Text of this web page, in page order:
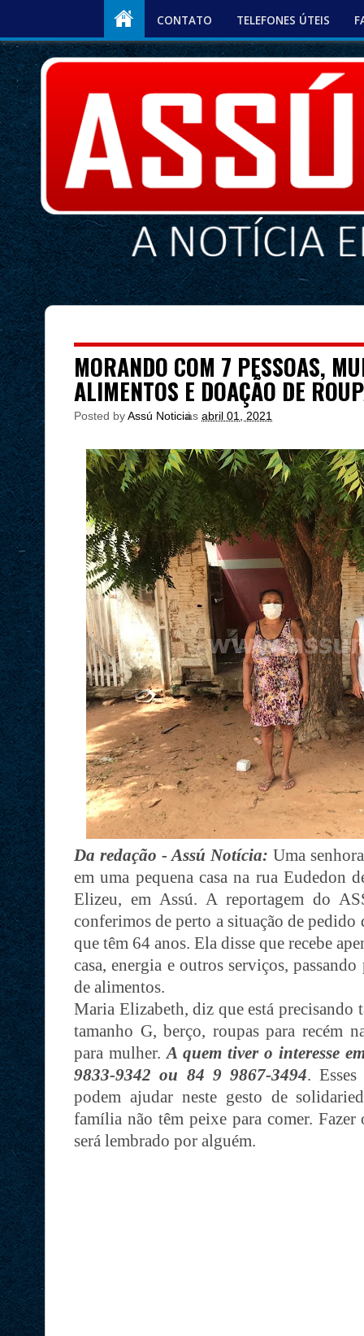
CONTATO TELEFONES ÚTEIS
MORANDO COM 7 PESSOAS,
ALIMENTOS E DOAÇÃO DE
Posted byAssú Noticia
às abril 01, 2021
Da redação - Assú Notícia: Uma
em uma pequena casa na rua Eudedon
Elizeu, em Assú. A reportagem do
conferimos de perto a situação de
que têm 64 anos. Ela disse que recebe
casa, energia e outros serviços,
de alimentos.
Maria Elizabeth, diz que está precisando
tamanho G, berço, roupas para recém
para mulher.A quem tiver o interesse
9833-9342 ou 84 9 9867-3494.
podem ajudar neste gesto de
família não têm peixe para comer. Fazer
será lembrado por alguém.